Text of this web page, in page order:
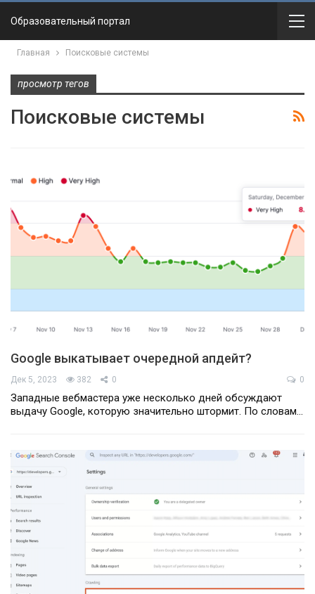
Образовательный портал
Главная Поисковые системы
просмотр тегов
Поисковые системы
Google выкатывает очередной апдейт?
Дек 5, 2023 382 0 0
Западные вебмастера уже несколько дней обсуждают
выдачу Google, которую значительно штормит. По словам…